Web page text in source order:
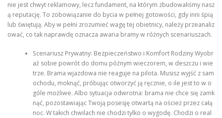
nie jest chwyt reklamowy, lecz fundament, na którym zbudowaliśmy nasz
ą reputację. To zobowiązanie do bycia w pełnej gotowości, gdy inni śpią
lub świętują. Aby w pełni zrozumieć wagę tej obietnicy, należy przeanaliz
ować, co tak naprawdę oznacza awaria bramy w różnych scenariuszach.
Scenariusz Prywatny: Bezpieczeństwo i Komfort Rodziny Wyobr
aź sobie powrót do domu późnym wieczorem, w deszczu i wie
trze. Brama wjazdowa nie reaguje na pilota. Musisz wyjść z sam
ochodu, moknąć, próbując otworzyć ją ręcznie, o ile jest to w o
góle możliwe. Albo sytuacja odwrotna: brama nie chce się zamk
nąć, pozostawiając Twoją posesję otwartą na oścież przez całą
noc. W takich chwilach nie chodzi tylko o wygodę. Chodzi o real